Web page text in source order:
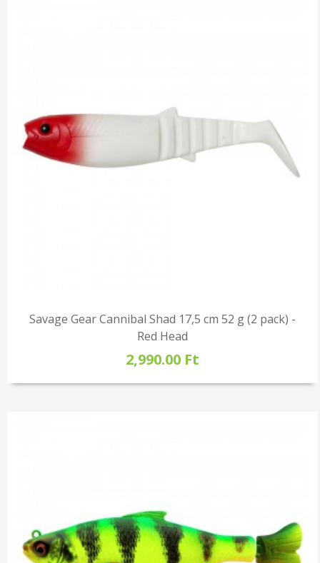
Savage Gear Cannibal Shad 17,5 cm 52 g (2 pack) -
Red Head
2,990.00 Ft